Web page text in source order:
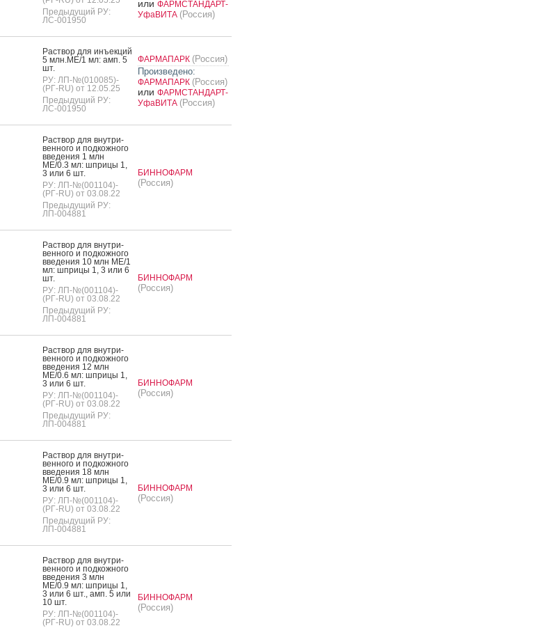
Предыдущий РУ:
ЛС-001950
или ФАРМСТАНДАРТ-
УфаВИТА (Россия)
Рас­твор для инъ­ек­ций
5 млн.МЕ/1 мл: амп. 5
шт.
РУ: ЛП-№(010085)-
(РГ-RU) от 12.05.25
Предыдущий РУ:
ЛС-001950
ФАРМАПАРК (Россия)
Произведено:
ФАРМАПАРК (Россия)
или ФАРМСТАНДАРТ-
УфаВИТА (Россия)
Рас­твор для внут­ри­
вен­но­го и под­кожно­го
вве­дения 1 млн
МЕ/0.3 мл: шпри­цы 1,
3 или 6 шт.
РУ: ЛП-№(001104)-
(РГ-RU) от 03.08.22
Предыдущий РУ:
ЛП-004881
БИННОФАРМ
(Россия)
Рас­твор для внут­ри­
вен­но­го и под­кожно­го
вве­дения 10 млн МЕ/1
мл: шпри­цы 1, 3 или 6
шт.
РУ: ЛП-№(001104)-
(РГ-RU) от 03.08.22
Предыдущий РУ:
ЛП-004881
БИННОФАРМ
(Россия)
Рас­твор для внут­ри­
вен­но­го и под­кожно­го
вве­дения 12 млн
МЕ/0.6 мл: шпри­цы 1,
3 или 6 шт.
РУ: ЛП-№(001104)-
(РГ-RU) от 03.08.22
Предыдущий РУ:
ЛП-004881
БИННОФАРМ
(Россия)
Рас­твор для внут­ри­
вен­но­го и под­кожно­го
вве­дения 18 млн
МЕ/0.9 мл: шпри­цы 1,
3 или 6 шт.
РУ: ЛП-№(001104)-
(РГ-RU) от 03.08.22
Предыдущий РУ:
ЛП-004881
БИННОФАРМ
(Россия)
Рас­твор для внут­ри­
вен­но­го и под­кожно­го
вве­дения 3 млн
МЕ/0.9 мл: шпри­цы 1,
3 или 6 шт., амп. 5 или
10 шт.
РУ: ЛП-№(001104)-
(РГ-RU) от 03.08.22
БИННОФАРМ
(Россия)